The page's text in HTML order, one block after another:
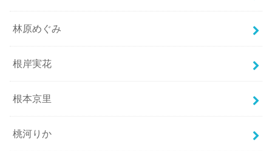
林原めぐみ
根岸実花
根本京里
桃河りか